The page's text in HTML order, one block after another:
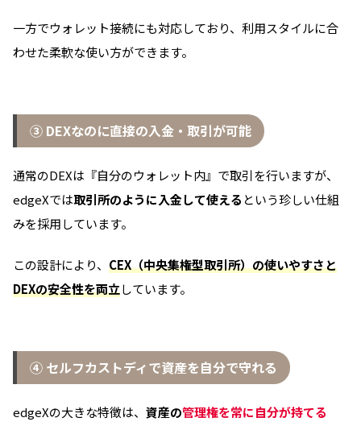
一方でウォレット接続にも対応しており、利用スタイルに合
わせた柔軟な使い方ができます。
③ DEXなのに直接の入金・取引が可能
通常のDEXは『自分のウォレット内』で取引を行いますが、
edgeXでは取引所のように入金して使える という珍しい仕組
みを採用しています。
この設計により、 CEX（中央集権型取引所）の使いやすさと
DEXの安全性を両立しています。
④ セルフカストディで資産を自分で守れる
edgeXの大きな特徴は、 資産の管理権を常に自分が持てる